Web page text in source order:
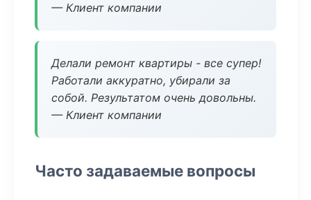
— Клиент компании
Делали ремонт квартиры - все супер!
Работали аккуратно, убирали за
собой. Результатом очень довольны.
— Клиент компании
Часто задаваемые вопросы